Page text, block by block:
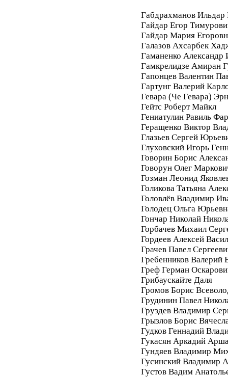
Габдрахманов Ильдар
Гайдар Егор
Гайдар Мария
Галазов Ахсарбек
Гаманенко Александр
Гамкрелидзе Амиран
Гапонцев Валентин
Гартунг Валерий
Гевара (Че Гевара)
Гейтс Роберт Майкл
Гениатулин Равиль
Геращенко Виктор
Глазьев Сергей
Глуховский Игорь
Говорин Борис
Говорун Олег
Гозман Леонид
Голикова Татьяна
Головлёв Владимир
Голодец Ольга
Гончар Николай
Горбачев Михаил
Гордеев Алексей
Грачев Павел
Гребенников Валерий
Греф Герман
Грибаускайте Даля
Громов Борис
Грудинин Павел
Груздев Владимир
Грызлов Борис
Гудков Геннадий
Гукасян Аркадий
Гундяев Владимир
Гусинский Владимир
Густов Вадим